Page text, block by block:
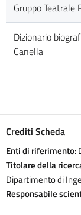
Gruppo Teatrale
Dizionario
Canella
Crediti Scheda
Enti di riferimento:
Titolare della
Dipartimento di
Responsabile